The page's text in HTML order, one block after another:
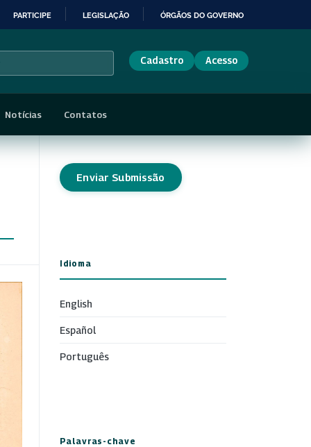
PARTICIPE LEGISLAÇÃO ÓRGÃOS DO GOVERNO
Cadastro Acesso
Notícias Contatos
Enviar Submissão
Idioma
English
Español
Português
Palavras-chave